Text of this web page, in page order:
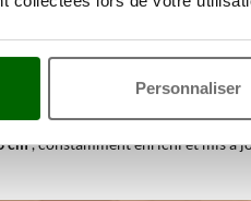
Personnaliser
des extérieurs
cm
au
cm, constamment enrichi et mis à